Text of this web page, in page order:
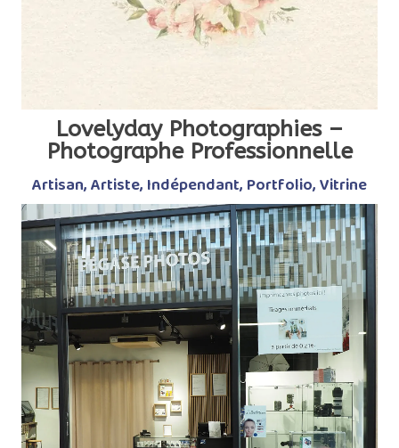
Lovelyday Photographies –
Photographe Professionnelle
Artisan,Artiste, Indépendant, Portfolio,Vitrine